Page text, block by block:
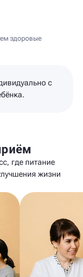
здоровые
с
где питание
жизни